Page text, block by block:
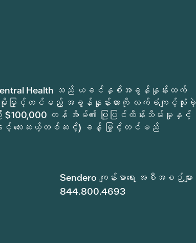
a Central Health သည် ယခင်နှစ်အခွန်နှုန်းထက်
မြှင့်တင်မည့် အခွန်နှုန်းထားကို လက်ခံကျင့်သုံးခဲ့
တန် အိမ်၏ ပြုပြင်ထိန်းသိမ်းမှုနှင့်
ာနှင့် လေးဆယ့်တစ်ဆင့်) ခန့် မြှင့်တင်မည်
Sendero ကျန်းမာရေး အစီအစဉ်များ
844.800.4693